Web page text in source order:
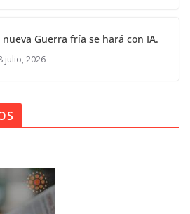
nueva Guerra fría se hará con IA.
julio, 2026